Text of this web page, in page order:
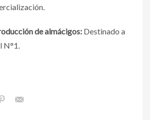
de almácigos: Destinado a